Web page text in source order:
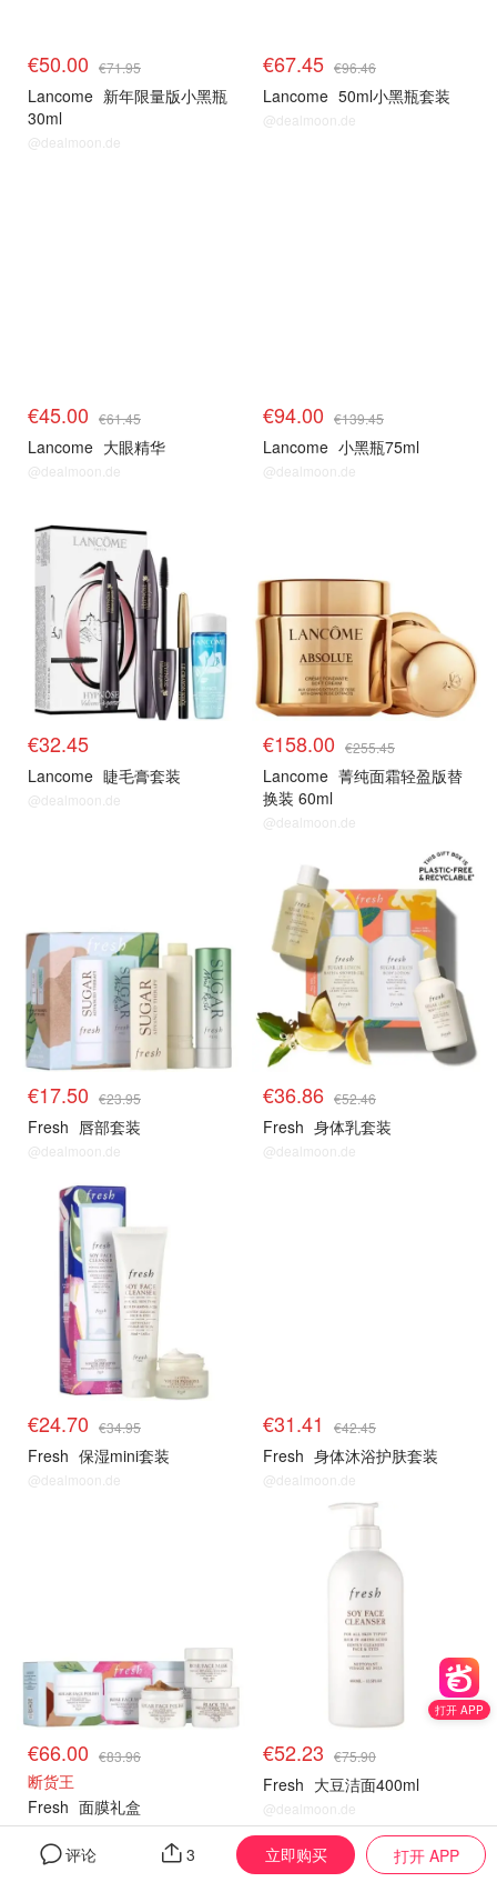
€50.00 €71.95
Lancome 新年限量版小黑瓶
30ml
@dealmoon.de
€67.45 €96.46
Lancome 50ml小黑瓶套装
@dealmoon.de
€45.00 €61.45
Lancome 大眼精华
@dealmoon.de
€94.00 €139.45
Lancome 小黑瓶75ml
@dealmoon.de
€32.45
Lancome 睫毛膏套装
@dealmoon.de
€158.00 €255.45
Lancome 菁纯面霜轻盈版替
换装 60ml
@dealmoon.de
€17.50 €23.95
Fresh 唇部套装
@dealmoon.de
€36.86 €52.46
Fresh 身体乳套装
@dealmoon.de
€24.70 €34.95
Fresh 保湿mini套装
@dealmoon.de
€31.41 €42.45
Fresh 身体沐浴护肤套装
@dealmoon.de
€66.00 €83.96
断货王
Fresh 面膜礼盒
@dealmoon.de
€52.23 €75.90
Fresh 大豆洁面400ml
@dealmoon.de
fresh
打开 APP
评论 3 立即购买 打开 APP